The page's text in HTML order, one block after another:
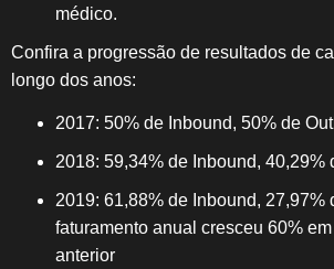
médico.
Confira a progressão de resultados de
longo dos anos:
2017: 50% de Inbound, 50% de
2018: 59,34% de Inbound, 40,29%
2019: 61,88% de Inbound, 27,97%
faturamento anual cresceu 60%
anterior